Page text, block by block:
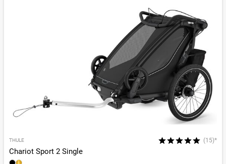
THULE (15)*
Chariot Sport 2 Single